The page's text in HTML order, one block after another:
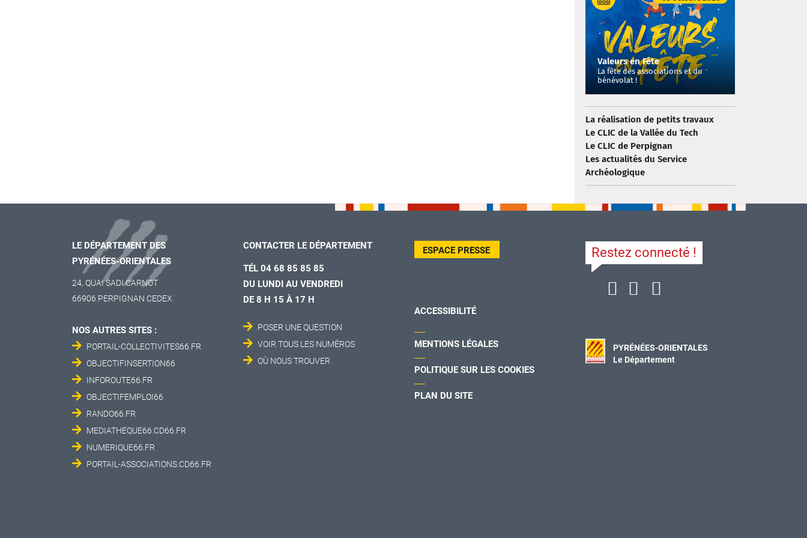
Valeurs en Fête
La fête des associations et du
bénévolat !
La réalisation de petits travaux
Le CLIC de la Vallée du Tech
Le CLIC de Perpignan
Les actualités du Service
Archéologique
LE DÉPARTEMENT DES
PYRÉNÉES-ORIENTALES
24, QUAI SADI CARNOT
66906 PERPIGNAN CEDEX
NOS AUTRES SITES :
PORTAIL-COLLECTIVITES66.FR
OBJECTIFINSERTION66
INFOROUTE66.FR
OBJECTIFEMPLOI66
RANDO66.FR
MEDIATHEQUE66.CD66.FR
NUMERIQUE66.FR
PORTAIL-ASSOCIATIONS.CD66.FR
CONTACTER LE DÉPARTEMENT
TÉL 04 68 85 85 85
DU LUNDI AU VENDREDI
DE 8 H 15 À 17 H
POSER UNE QUESTION
VOIR TOUS LES NUMÉROS
OÙ NOUS TROUVER
ESPACE PRESSE
ACCESSIBILITÉ
MENTIONS LÉGALES
POLITIQUE SUR LES COOKIES
PLAN DU SITE
Restez connecté !
PYRÉNÉES-ORIENTALES
Le Département